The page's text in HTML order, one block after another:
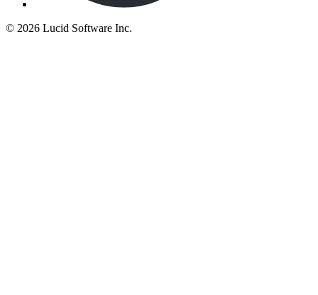
© 2026 Lucid Software Inc.